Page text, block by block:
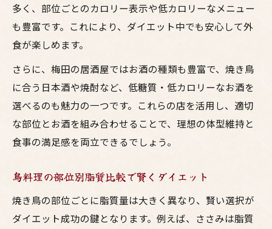
多く、部位ごとのカロリー表示や低カロリーなメニュー
も豊富です。これにより、ダイエット中でも安心して外
食が楽しめます。
さらに、梅田の居酒屋ではお酒の種類も豊富で、焼き鳥
に合う日本酒や焼酎など、低糖質・低カロリーなお酒を
選べるのも魅力の一つです。これらの店を活用し、適切
な部位とお酒を組み合わせることで、理想の体型維持と
食事の満足感を両立できるでしょう。
鳥料理の部位別脂質比較で賢くダイエット
焼き鳥の部位ごとに脂質量は大きく異なり、賢い選択が
ダイエット成功の鍵となります。例えば、ささみは脂質